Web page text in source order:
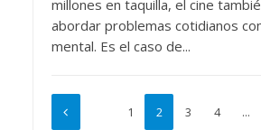
millones en taquilla, el cine
abordar problemas cotidianos
mental. Es el caso de...
1 2 3 4 …